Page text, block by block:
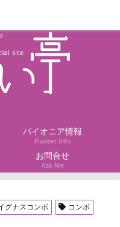
パイオニア情報
Pioneer Info
お問合せ
Ask Me
グナスコンボ
コンボ